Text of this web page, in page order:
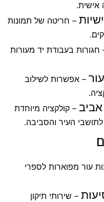
אישית.
– חריטה של תמונות
חגורות בעבודת יד מעורות
– אפשרות לשילוב
אביב – קולקציה מיוחדת
העיר והסביבה.
עור מפוארות לספרי
– שירותי תיקון